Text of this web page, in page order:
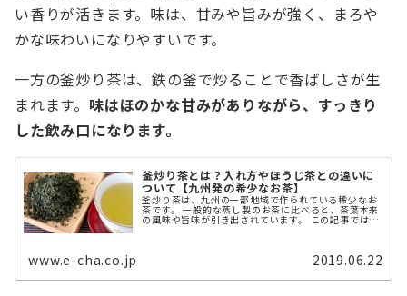
い香りが活きます。味は、甘みや旨みが強く、まろや
かな味わいになりやすいです。
一方の釜炒り茶は、鉄の釜で炒ることで香ばしさが生
まれます。 味はほのかな甘みがありながら、すっきり
した飲み口になります。
釜炒り茶とは？入れ方やほうじ茶との違いに
ついて【九州発の希少なお茶】
釜炒り茶は、九州の一部地域で作られている稀少なお
茶です。 一般的な蒸し製のお茶に比べると、茶葉本来
の風味や旨味が引き出されています。 この記事では、
www.e-cha.co.jp 2019.06.22